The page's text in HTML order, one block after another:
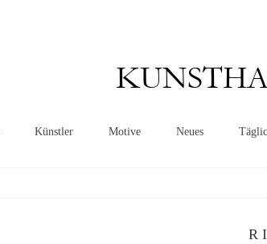
Künstler Motive Neues
R